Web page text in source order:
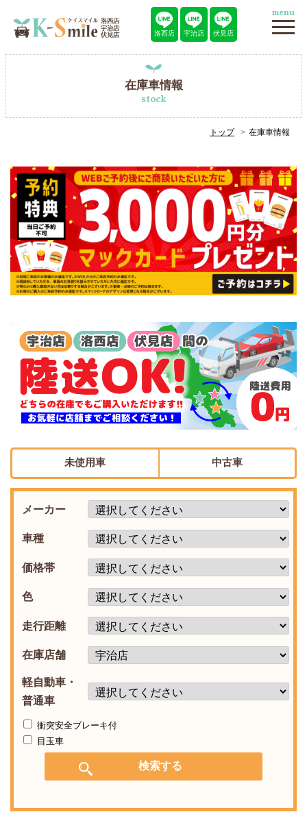
洛西店 宇治店 伏見店
menu
在庫車情報
stock
トップ 在庫車情報
未使用車 中古車
メーカー
車種
価格帯
色
走行距離
在庫店舗
軽自動車・
普通車
衝突安全ブレーキ付
目玉車